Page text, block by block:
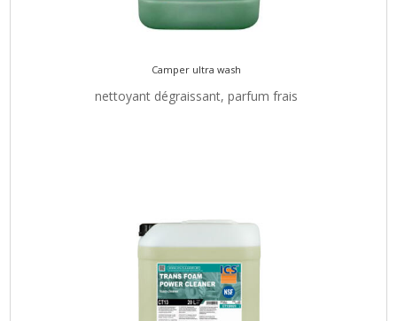
Camper ultra wash
nettoyant dégraissant, parfum frais